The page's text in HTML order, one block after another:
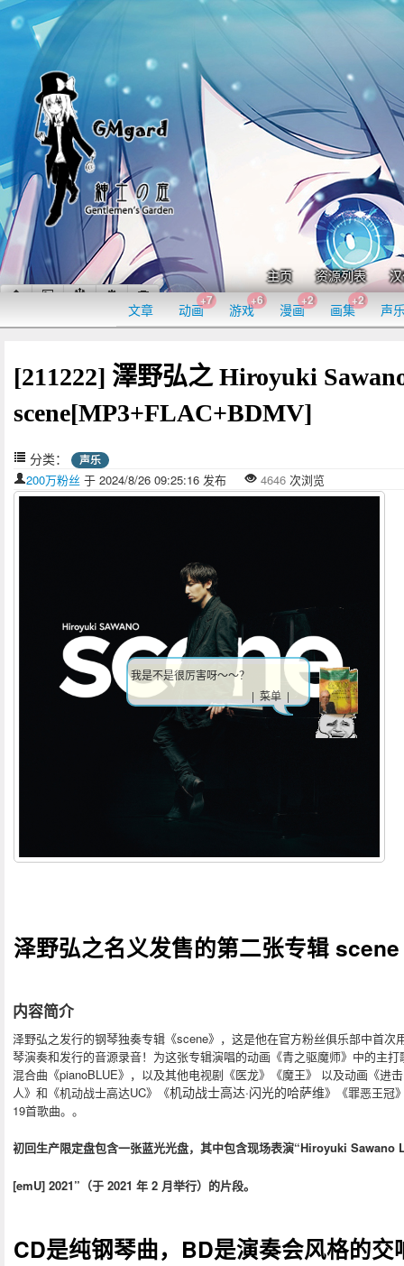
主页 资源列表
文章 动画
+7
游戏
+6
漫画
+2
画集
+2
声
[211222] 澤野弘之 Hiroyuki
scene[MP3+FLAC+BDMV]
分类： 声乐
200万粉丝 于 2024/8/26 09:25:16 发布 4646 次浏览
泽野弘之名义发售的第二张专辑 scene
内容简介
泽野弘之发行的钢琴独奏专辑《scene》，这是他在官方粉丝俱乐部中首次
琴演奏和发行的音源录音！为这张专辑演唱的动画《青之驱魔师》中的主打
混合曲《pianoBLUE》，以及其他电视剧《医龙》《魔王》 以及动画《进
人》和《机动战士高达UC》《机动战士高达·闪光的哈萨维》《罪恶王冠
19首歌曲。。
初回生产限定盘包含一张蓝光光盘，其中包含现场表演“Hiroyuki Sawano
[emU] 2021”（于 2021 年 2 月举行）的片段。
CD是纯钢琴曲，BD是演奏会风格的交
我是不是很厉害呀～～？
| 菜单 |